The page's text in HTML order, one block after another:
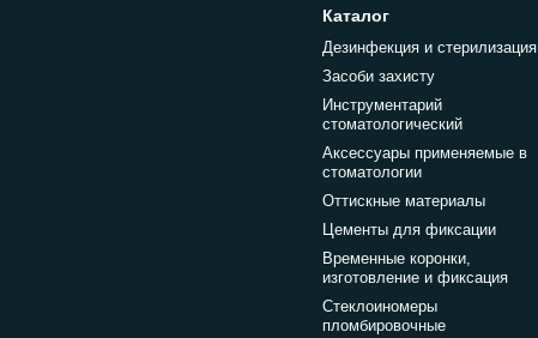
Каталог
Дезинфекция и стерилизация
Засоби захисту
Инструментарий
стоматологический
Аксессуары применяемые в
стоматологии
Оттискные материалы
Цементы для фиксации
Временные коронки,
изготовление и фиксация
Стеклоиномеры
пломбировочные